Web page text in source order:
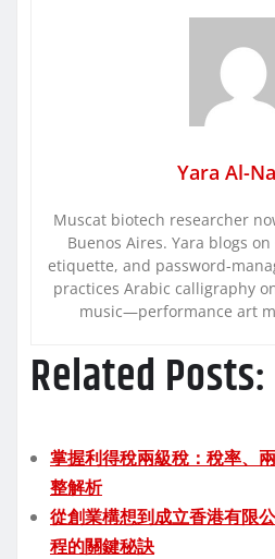
Yara Al-
Muscat biotech researcher
Buenos Aires. Yara blogs on
etiquette, and password-
practices Arabic calligraphy
music—performance art
Related Posts:
掌握利得稅兩級稅：稅率、
整解析
從創業構想到成立香港有限
程的關鍵秘訣